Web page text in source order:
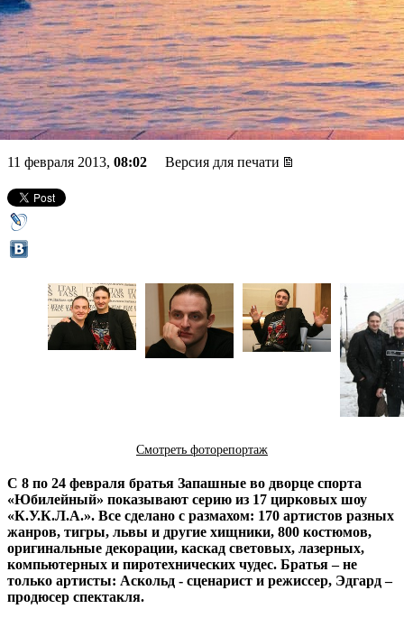
Братья Запашные: «Новый
министр культуры и его
команда обратились лицом к
цирку»
11 февраля 2013, 08:02 Версия для печати
Смотреть фоторепортаж
С 8 по 24 февраля братья Запашные во дворце спорта
«Юбилейный» показывают серию из 17 цирковых шоу
«К.У.К.Л.А.». Все сделано с размахом: 170 артистов разных
жанров, тигры, львы и другие хищники, 800 костюмов,
оригинальные декорации, каскад световых, лазерных,
компьютерных и пиротехнических чудес. Братья – не
только артисты: Аскольд - сценарист и режиссер, Эдгард –
продюсер спектакля.